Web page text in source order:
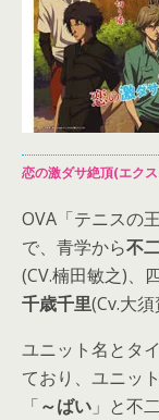
恋の激ダサ絶頂(エク
OVA「テニスの
で、青学から不
(CV.楠田敏之)、
千歳千里(Cv.大
ユニット名とタ
ており、ユニッ
「～ばい 」と不